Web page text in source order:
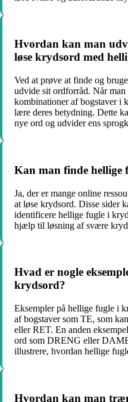
Hvordan kan man
løse krydsord med
Ved at prøve at finde og
udvide sit ordforråd. Når man
kombinationer af bogstaver i
lære deres betydning. Dette
nye ord og udvider ens
Kan man finde hellige
Ja, der er mange online
at løse krydsord. Disse sider
identificere hellige fugle i
hjælp til løsning af svære
Hvad er nogle
krydsord?
Eksempler på hellige fugle i
af bogstaver som TE, som
eller RET. En anden
ord som DRENG eller
illustrere, hvordan hellige
Hvordan kan man